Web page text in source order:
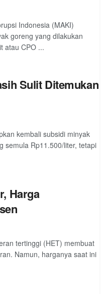
Indonesia (MAKI)
goreng yang dilakukan
atau CPO ...
Sulit Ditemukan
kembali subsidi minyak
semula Rp11.500/liter, tetapi
Harga
tertinggi (HET) membuat
Namun, harganya saat ini